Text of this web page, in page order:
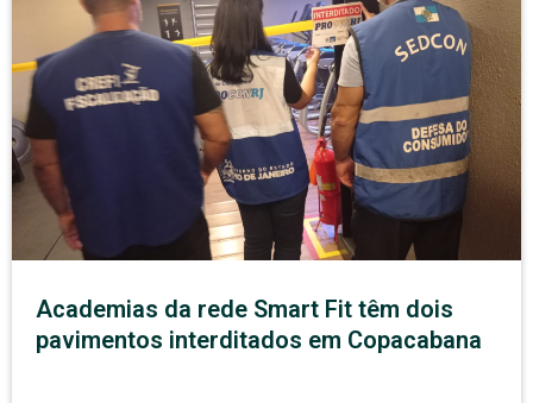
Academias da rede Smart Fit têm dois
pavimentos interditados em Copacabana